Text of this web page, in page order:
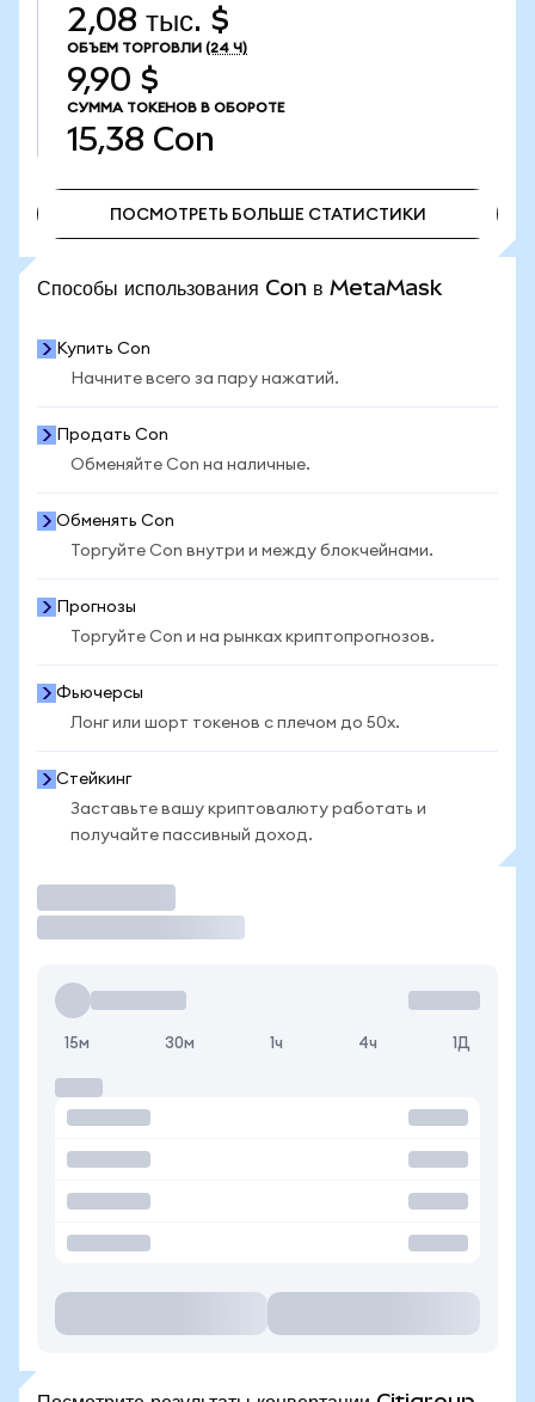
2,08 тыс. $
ОБЪЕМ ТОРГОВЛИ (24 Ч)
9,90 $
СУММА ТОКЕНОВ В ОБОРОТЕ
15,38 Con
ПОСМОТРЕТЬ БОЛЬШЕ СТАТИСТИКИ
Способы использования Con в MetaMask
Купить Con
Начните всего за пару нажатий.
Продать Con
Обменяйте Con на наличные.
Обменять Con
Торгуйте Con внутри и между блокчейнами.
Прогнозы
Торгуйте Con и на рынках криптопрогнозов.
Фьючерсы
Лонг или шорт токенов с плечом до 50x.
Стейкинг
Заставьте вашу криптовалюту работать и
получайте пассивный доход.
15м 30м 1ч 4ч 1Д